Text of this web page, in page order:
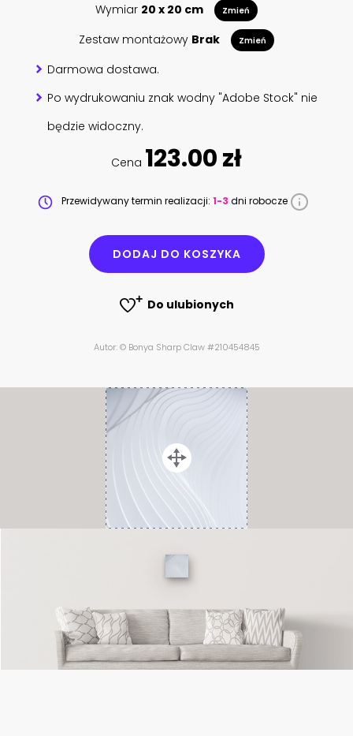
Wymiar 20 x 20 cm Zmień
Zestaw montażowy Brak Zmień
Darmowa dostawa.
Po wydrukowaniu znak wodny "Adobe Stock" nie
będzie widoczny.
Cena 123.00 zł
Przewidywany termin realizacji: 1-3 dni robocze
DODAJ DO KOSZYKA
Do ulubionych
Autor: © Bonya Sharp Claw #210454845